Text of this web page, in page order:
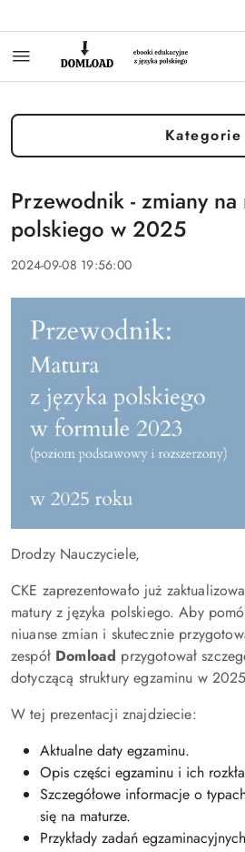
Kategorie
Przewodnik - zmiany
polskiego w 2025
2024-09-08 19:56:00
Drodzy Nauczyciele,
CKE zaprezentowało już
matury z języka polskiego. Aby
niuanse zmian i skutecznie
zespół Domload przygotował
dotyczącą struktury egzaminu w
W tej prezentacji znajdziecie:
Aktualne daty egzaminu.
Opis części egzaminu i ich
Szczegółowe informacje o
się na maturze.
Przykłady zadań